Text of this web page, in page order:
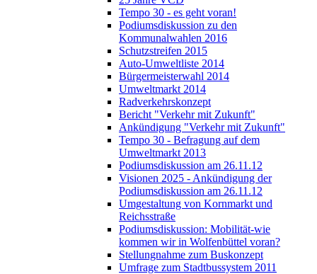
Tempo 30 - es geht voran!
Podiumsdiskussion zu den
Kommunalwahlen 2016
Schutzstreifen 2015
Auto-Umweltliste 2014
Bürgermeisterwahl 2014
Umweltmarkt 2014
Radverkehrskonzept
Bericht "Verkehr mit Zukunft"
Ankündigung "Verkehr mit Zukunft"
Tempo 30 - Befragung auf dem
Umweltmarkt 2013
Podiumsdiskussion am 26.11.12
Visionen 2025 - Ankündigung der
Podiumsdiskussion am 26.11.12
Umgestaltung von Kornmarkt und
Reichsstraße
Podiumsdiskussion: Mobilität-wie
kommen wir in Wolfenbüttel voran?
Stellungnahme zum Buskonzept
Umfrage zum Stadtbussystem 2011